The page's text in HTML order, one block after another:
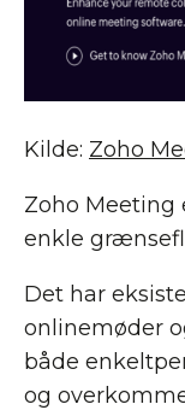
Kilde: Zoho
Zoho Meeting
enkle
Det har
onlinemøder
både
og